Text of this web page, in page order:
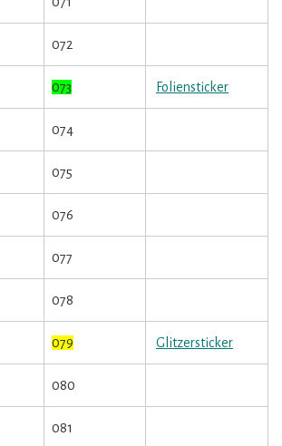
072
073 Foliensticker
074
075
076
077
078
079 Glitzersticker
080
081